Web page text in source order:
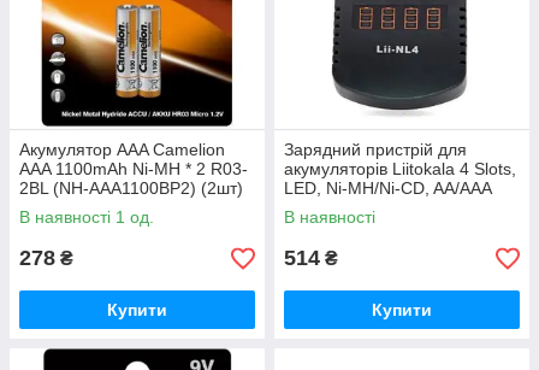
Акумулятор AAA Camelion
AAA 1100mAh Ni-MH * 2 R03-
2BL (NH-AAA1100BP2) (2шт)
В наявності 1 од.
278 ₴
Купити
Зарядний пристрій для
акумуляторів Liitokala 4 Slots,
LED, Ni-MH/Ni-CD, AA/AAA
(Lii-NL4)
В наявності
514 ₴
Купити